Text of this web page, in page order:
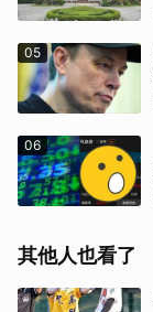
05
06
其他人也看了